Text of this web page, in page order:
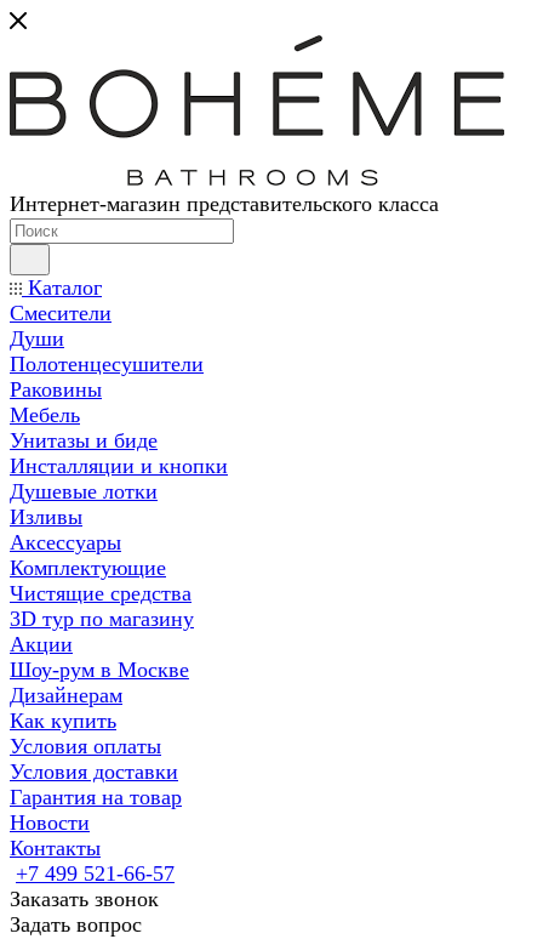
Интернет-магазин представительского класса
Каталог
Смесители
Души
Полотенцесушители
Раковины
Мебель
Унитазы и биде
Инсталляции и кнопки
Душевые лотки
Изливы
Аксессуары
Комплектующие
Чистящие средства
3D тур по магазину
Акции
Шоу-рум в Москве
Дизайнерам
Как купить
Условия оплаты
Условия доставки
Гарантия на товар
Новости
Контакты
+7 499 521-66-57
Заказать звонок
Задать вопрос